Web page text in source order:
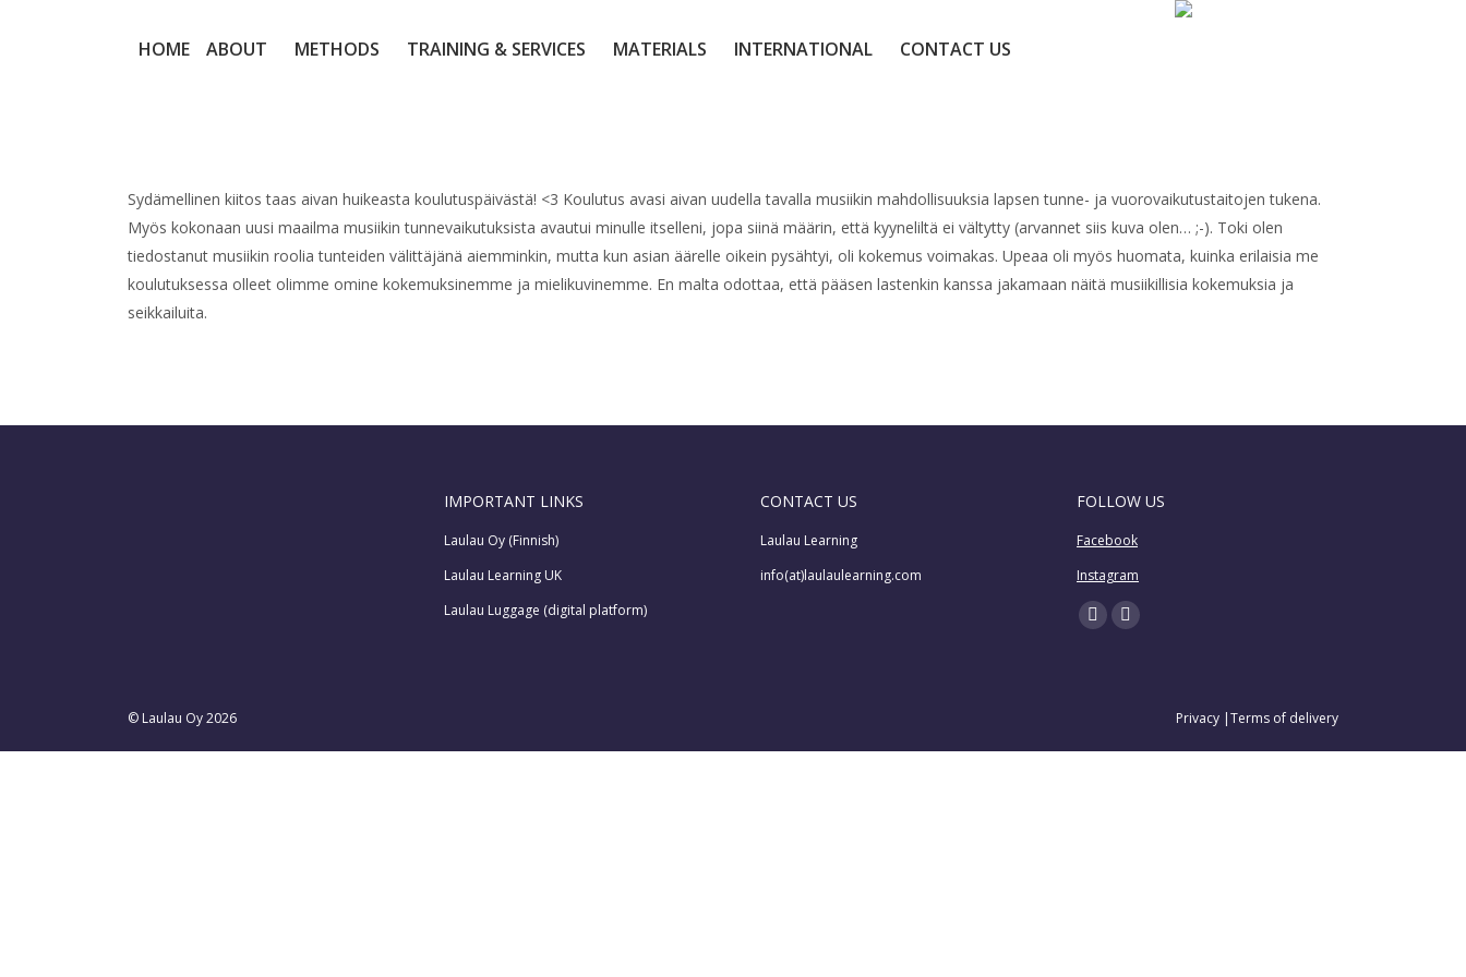
HOME ABOUT METHODS TRAINING & SERVICES MATERIALS INTERNATIONAL CONTACT US
Sydämellinen kiitos taas aivan huikeasta koulutuspäivästä! <3 Koulutus avasi aivan uudella tavalla musiikin mahdollisuuksia lapsen tunne- ja vuorovaikutustaitojen tukena.
Myös kokonaan uusi maailma musiikin tunnevaikutuksista avautui minulle itselleni, jopa siinä määrin, että kyyneliltä ei vältytty (arvannet siis kuva olen… ;-). Toki olen
tiedostanut musiikin roolia tunteiden välittäjänä aiemminkin, mutta kun asian äärelle oikein pysähtyi, oli kokemus voimakas. Upeaa oli myös huomata, kuinka erilaisia me
koulutuksessa olleet olimme omine kokemuksinemme ja mielikuvinemme. En malta odottaa, että pääsen lastenkin kanssa jakamaan näitä musiikillisia kokemuksia ja
seikkailuita.
IMPORTANT LINKS
Laulau Oy (Finnish)
Laulau Learning UK
Laulau Luggage (digital platform)
CONTACT US
Laulau Learning
info(at)laulaulearning.com
FOLLOW US
Facebook
Instagram
Find us on:
FacebookInstagram
© Laulau Oy 2026 Privacy |Terms of delivery